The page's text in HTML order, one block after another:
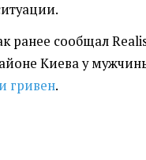
ранее сообщал
Киева у
гривен.